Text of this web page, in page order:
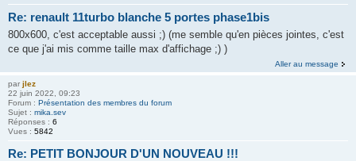
Re: renault 11turbo blanche 5 portes phase1bis
800x600, c'est acceptable aussi ;) (me semble qu'en pièces jointes, c'est
ce que j'ai mis comme taille max d'affichage ;) )
Aller au message
par jlez
22 juin 2022, 09:23
Forum : Présentation des membres du forum
Sujet : mika.sev
Réponses : 6
Vues : 5842
Re: PETIT BONJOUR D'UN NOUVEAU !!!